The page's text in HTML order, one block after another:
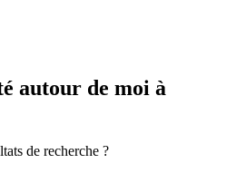
autour de moi à
de recherche ?